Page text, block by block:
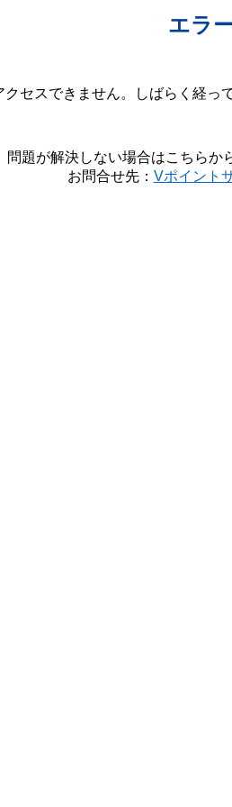
エラ
クセスできません。しばらく経っ
問題が解決しない場合はこちらか
お問合せ先： Vポイント